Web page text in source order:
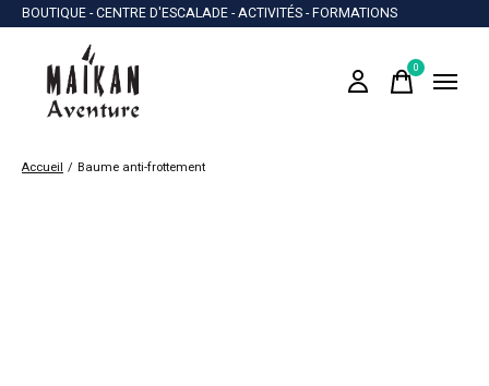
BOUTIQUE - CENTRE D'ESCALADE - ACTIVITÉS - FORMATIONS
0items
Accueil / Baume anti-frottement